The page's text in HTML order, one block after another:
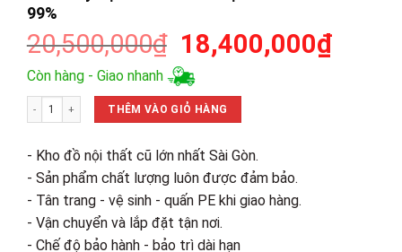
99%
20,500,000₫ Giá
gốc
là:
20,500,000₫.
18,400,000₫Giá
Còn hàng - Giao nhanh
Thanh Lý Bộ Salon Gỗ Sồi Cột 12 Tồn Kho Mới 99% số lượng
THÊM VÀO GIỎ HÀNG
- Kho đồ nội thất cũ lớn nhất Sài Gòn.
- Sản phẩm chất lượng luôn được đảm bảo.
- Tân trang - vệ sinh - quấn PE khi giao hàng.
- Vận chuyển và lắp đặt tận nơi.
- Chế độ bảo hành - bảo trì dài hạn